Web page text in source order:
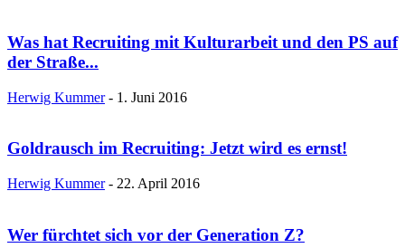
Was hat Recruiting mit Kulturarbeit und den PS auf
der Straße...
Herwig Kummer - 1. Juni 2016
Goldrausch im Recruiting: Jetzt wird es ernst!
Herwig Kummer - 22. April 2016
Wer fürchtet sich vor der Generation Z?